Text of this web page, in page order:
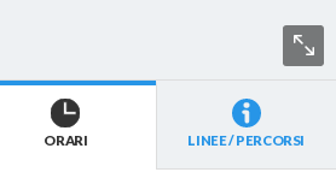
ORARI LINEE / PERCORSI